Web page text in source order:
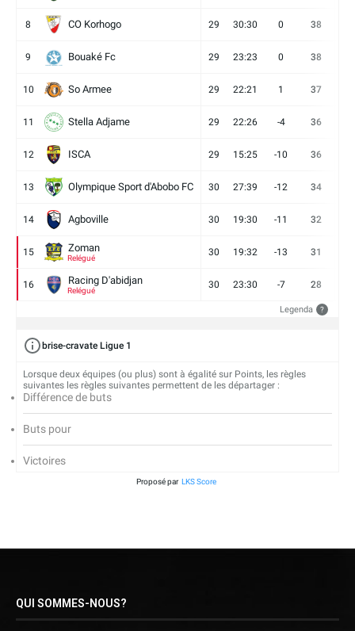
8 CO Korhogo 29 30:30 0 38
9 Bouaké Fc 29 23:23 0 38
10 So Armee 29 22:21 1 37
11 Stella Adjame 29 22:26 -4 36
12 ISCA 29 15:25 -10 36
13 Olympique Sport d'Abobo FC 30 27:39 -12 34
14 Agboville 30 19:30 -11 32
15 Zoman
Relégué
30 19:32 -13 31
16 Racing D'abidjan
Relégué
30 23:30 -7 28
Legenda ?
brise-cravate Ligue 1
Lorsque deux équipes (ou plus) sont à égalité sur Points, les règles
suivantes les règles suivantes permettent de les départager :
Différence de buts
Buts pour
Victoires
Proposé par LKS Score
QUI SOMMES-NOUS?